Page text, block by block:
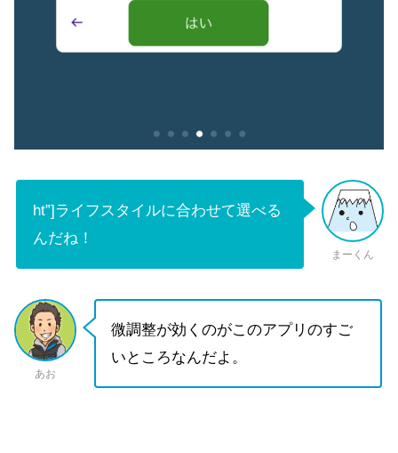
ht”]ライフスタイルに合わせて選べる
んだね！
まーくん
あお
微調整が効くのがこのアプリのすご
いところなんだよ。